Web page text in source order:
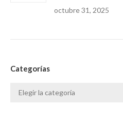
octubre 31, 2025
Categorías
Categorías